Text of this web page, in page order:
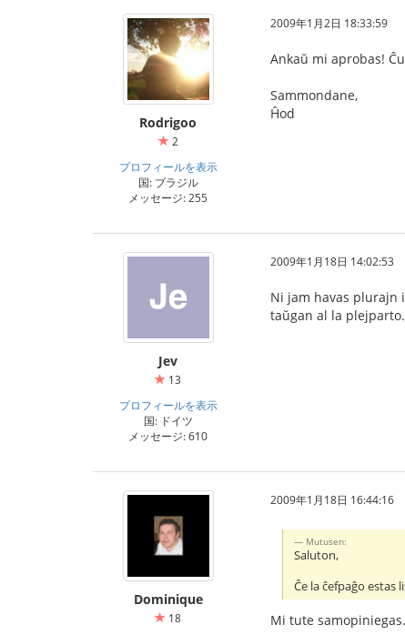
Rodrigoo
2
プロフィールを表示
国: ブラジル
メッセージ: 255
2009年1月2日 18:33:59
Ankaŭ mi aprobas!
Sammondane,
Ĥod
Jev
13
プロフィールを表示
国: ドイツ
メッセージ: 610
2009年1月18日 14:02:53
Ni jam havas plurajn
taŭgan al la plejparto.
Dominique
18
2009年1月18日 16:44:16
Mutusen:
Saluton,
Ĉe la ĉefpaĝo estas
Mi tute